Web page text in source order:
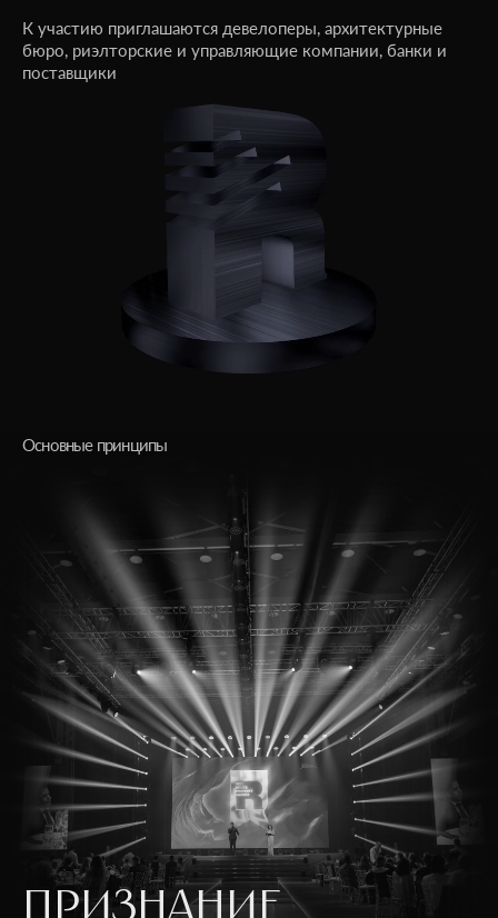
К участию приглашаются девелоперы, архитектурные
бюро, риэлторские и управляющие компании, банки и
поставщики
Основные принципы
ПРИЗНАНИЕ